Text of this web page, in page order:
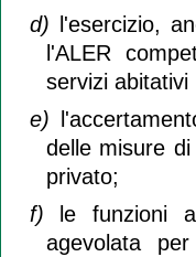
d)
l'esercizio,
l'ALER
servizi abitativi
e)
delle misure
privato;
f)
le funzioni
agevolata